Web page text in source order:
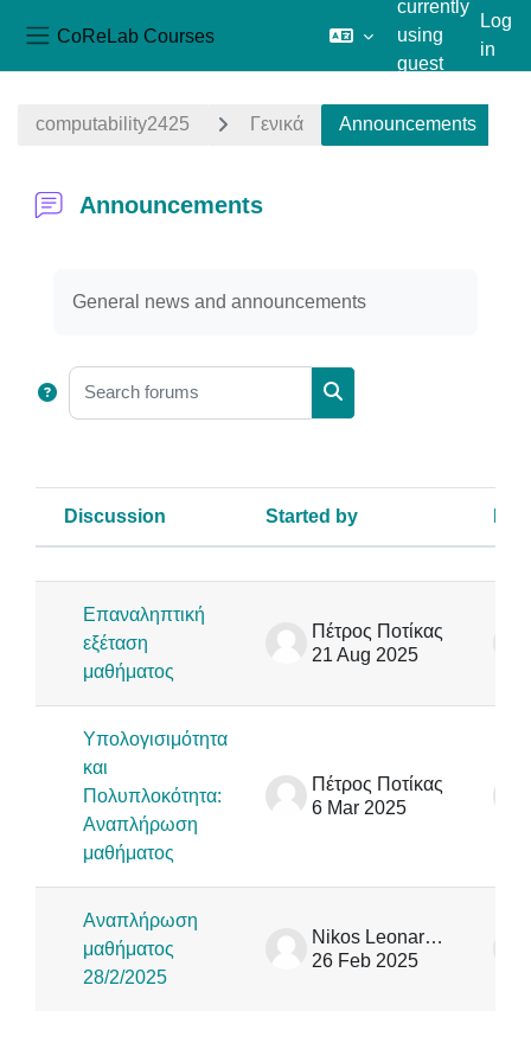
CoReLab Courses
currently
using
guest
Log
in
computability2425 Γενικά Announcements
Announcements
General news and announcements
Search forums
Search forums
Status
Discussion Started by
Επαναληπτική
εξέταση
μαθήματος
Πέτρος Ποτίκας
21 Aug 2025
Υπολογισιμότητα
και
Πολυπλοκότητα:
Αναπλήρωση
μαθήματος
Πέτρος Ποτίκας
6 Mar 2025
Αναπλήρωση
μαθήματος
28/2/2025
Nikos Leonardos
26 Feb 2025